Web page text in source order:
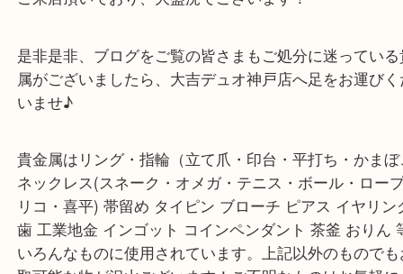
金は依然高騰中！プラチナもじわじわですが、相場
先月辺りから普段の2倍近くのお客様が貴金属の売
是非是非、ブログをご覧の皆さまもご処分に迷って
属がございましたら、大吉デュオ神戸店へ足をお運
いませ♪